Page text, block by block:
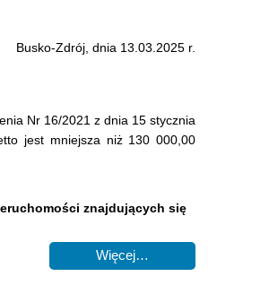
Busko-Zdrój, dnia 13.03.2025 r.
Nr 16/2021 z dnia 15 stycznia
jest mniejsza niż 130 000,00
znajdujących się
Więcej…